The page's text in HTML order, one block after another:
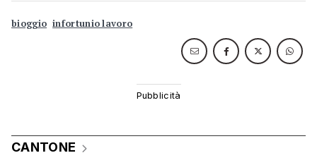
bioggio infortunio lavoro
CANTONE